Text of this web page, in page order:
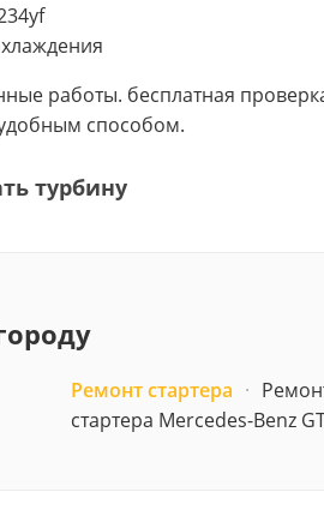
работы. бесплатная
способом.
турбину
Ремонт стартера ·
стартера Mercedes-Benz